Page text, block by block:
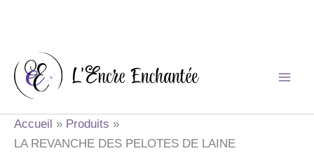
contenu
Accueil
Produits
LA REVANCHE DES PELOTES DE LAINE